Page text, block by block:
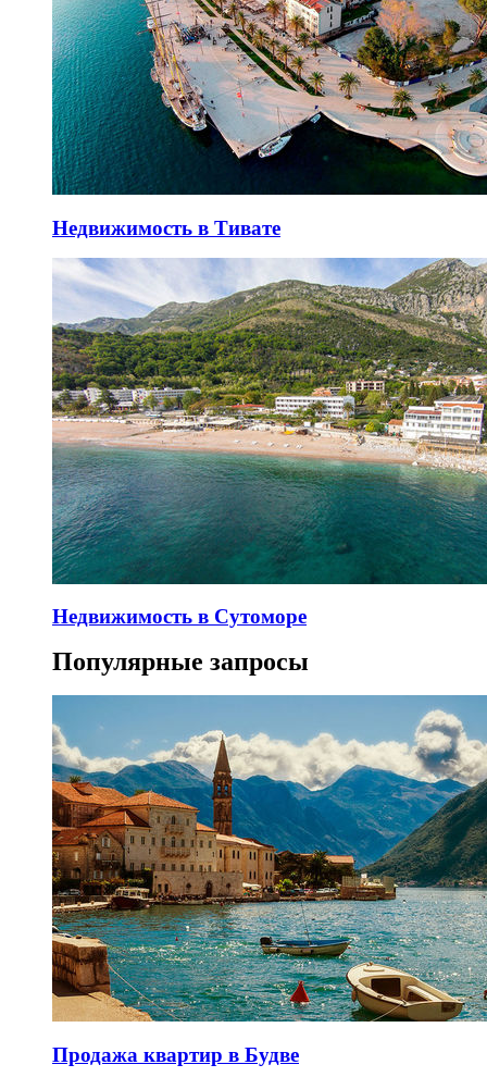
Недвижимость в Тивате
Недвижимость в Сутоморе
Популярные запросы
Продажа квартир в Будве